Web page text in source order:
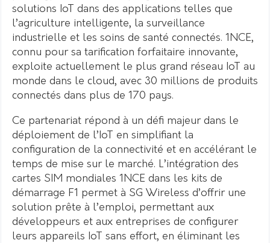
solutions IoT dans des applications telles que
l’agriculture intelligente, la surveillance
industrielle et les soins de santé connectés. 1NCE,
connu pour sa tarification forfaitaire innovante,
exploite actuellement le plus grand réseau IoT au
monde dans le cloud, avec 30 millions de produits
connectés dans plus de 170 pays.
Ce partenariat répond à un défi majeur dans le
déploiement de l’IoT en simplifiant la
configuration de la connectivité et en accélérant le
temps de mise sur le marché. L’intégration des
cartes SIM mondiales 1NCE dans les kits de
démarrage F1 permet à SG Wireless d’offrir une
solution prête à l’emploi, permettant aux
développeurs et aux entreprises de configurer
leurs appareils IoT sans effort, en éliminant les